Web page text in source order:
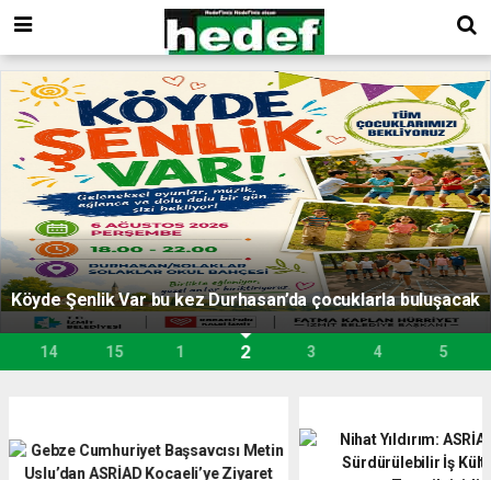
Köyde Şenlik Var bu kez Durhasan’da çocuklarla buluşacak
14 15 1 2 3 4 5